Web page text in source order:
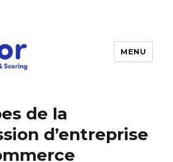
commerce
MENU
de la
d’entreprise